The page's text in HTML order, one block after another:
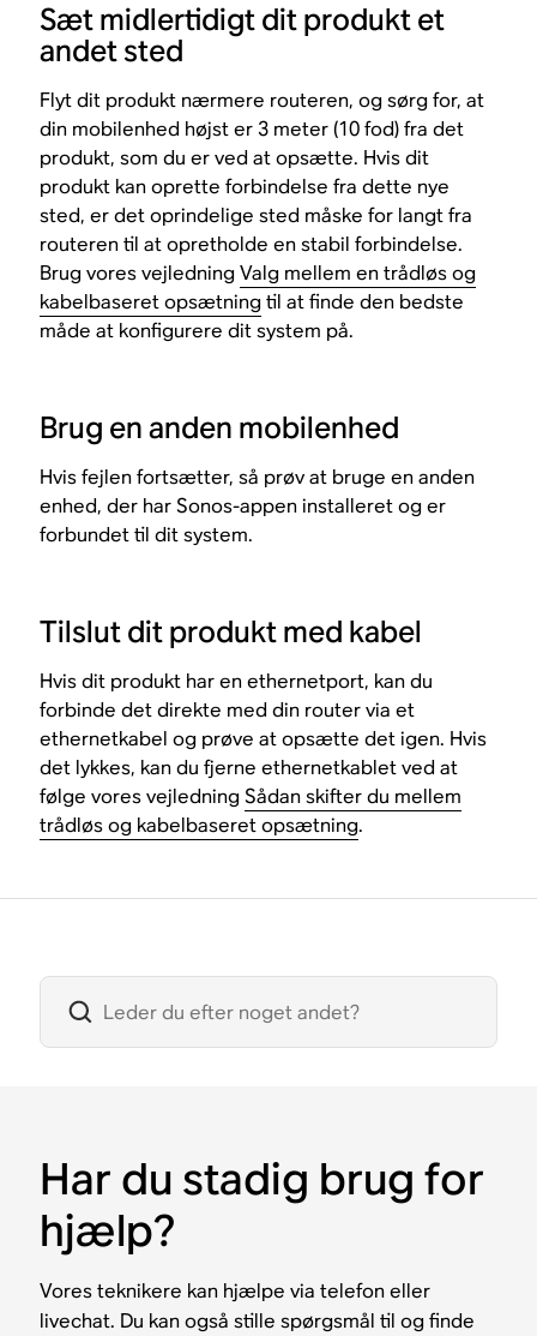
Sæt midlertidigt dit produkt et
andet sted
Flyt dit produkt nærmere routeren, og sørg for, at
din mobilenhed højst er 3 meter (10 fod) fra det
produkt, som du er ved at opsætte. Hvis dit
produkt kan oprette forbindelse fra dette nye
sted, er det oprindelige sted måske for langt fra
routeren til at opretholde en stabil forbindelse.
Brug vores vejledningValg mellem en trådløs og
kabelbaseret opsætningtil at finde den bedste
måde at konfigurere dit system på.
Brug en anden mobilenhed
Hvis fejlen fortsætter, så prøv at bruge en anden
enhed, der har Sonos-appen installeret og er
forbundet til dit system.
Tilslut dit produkt med kabel
Hvis dit produkt har en ethernetport, kan du
forbinde det direkte med din router via et
ethernetkabel og prøve at opsætte det igen. Hvis
det lykkes, kan du fjerne ethernetkablet ved at
følge vores vejledningSådan skifter du mellem
trådløs og kabelbaseret opsætning.
Har du stadig brug for
hjælp?
Vores teknikere kan hjælpe via telefon eller
livechat. Du kan også stille spørgsmål til og finde